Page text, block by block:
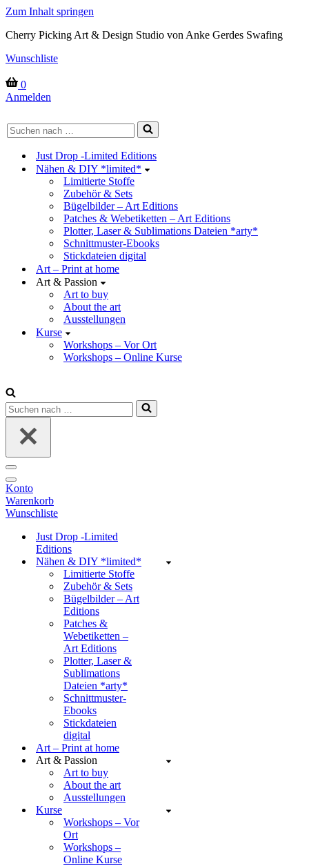
Zum Inhalt springen
Cherry Picking Art & Design Studio von Anke Gerdes Swafing
Wunschliste
Warenkorb
0
Anmelden
Suchen
nach …
Just Drop -Limited Editions
Nähen & DIY *limited*
Limitierte Stoffe
Zubehör & Sets
Bügelbilder – Art Editions
Patches & Webetiketten – Art Editions
Plotter, Laser & Sublimations Dateien *arty*
Schnittmuster-Ebooks
Stickdateien digital
Art – Print at home
Art & Passion
Art to buy
About the art
Ausstellungen
Kurse
Workshops – Vor Ort
Workshops – Online Kurse
Suchen
nach …
Navigations-
Menü
Navigations-
Menü
Konto
Warenkorb
Wunschliste
Just Drop -Limited
Editions
Nähen & DIY *limited*
Limitierte Stoffe
Zubehör & Sets
Bügelbilder – Art
Editions
Patches &
Webetiketten –
Art Editions
Plotter, Laser &
Sublimations
Dateien *arty*
Schnittmuster-
Ebooks
Stickdateien
digital
Art – Print at home
Art & Passion
Art to buy
About the art
Ausstellungen
Kurse
Workshops – Vor
Ort
Workshops –
Online Kurse